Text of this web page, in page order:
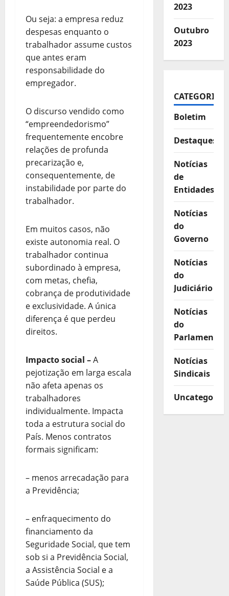
Ou seja: a empresa reduz
despesas enquanto o
trabalhador assume custos
que antes eram
responsabilidade do
empregador.
O discurso vendido como
“empreendedorismo”
frequentemente encobre
relações de profunda
precarização e,
consequentemente, de
instabilidade por parte do
trabalhador.
Em muitos casos, não
existe autonomia real. O
trabalhador continua
subordinado à empresa,
com metas, chefia,
cobrança de produtividade
e exclusividade. A única
diferença é que perdeu
direitos.
Impacto social –A
pejotização em larga escala
não afeta apenas os
trabalhadores
individualmente. Impacta
toda a estrutura social do
País. Menos contratos
formais significam:
– menos arrecadação para
a Previdência;
– enfraquecimento do
financiamento da
Seguridade Social, que tem
sob si a Previdência Social,
a Assistência Social e a
Saúde Pública (SUS);
2023
Outubro
2023
CATEGORIAS
Boletim
Destaques
Notícias
de
Entidades
Notícias
do
Governo
Notícias
do
Judiciário
Notícias
do
Parlamento
Notícias
Sindicais